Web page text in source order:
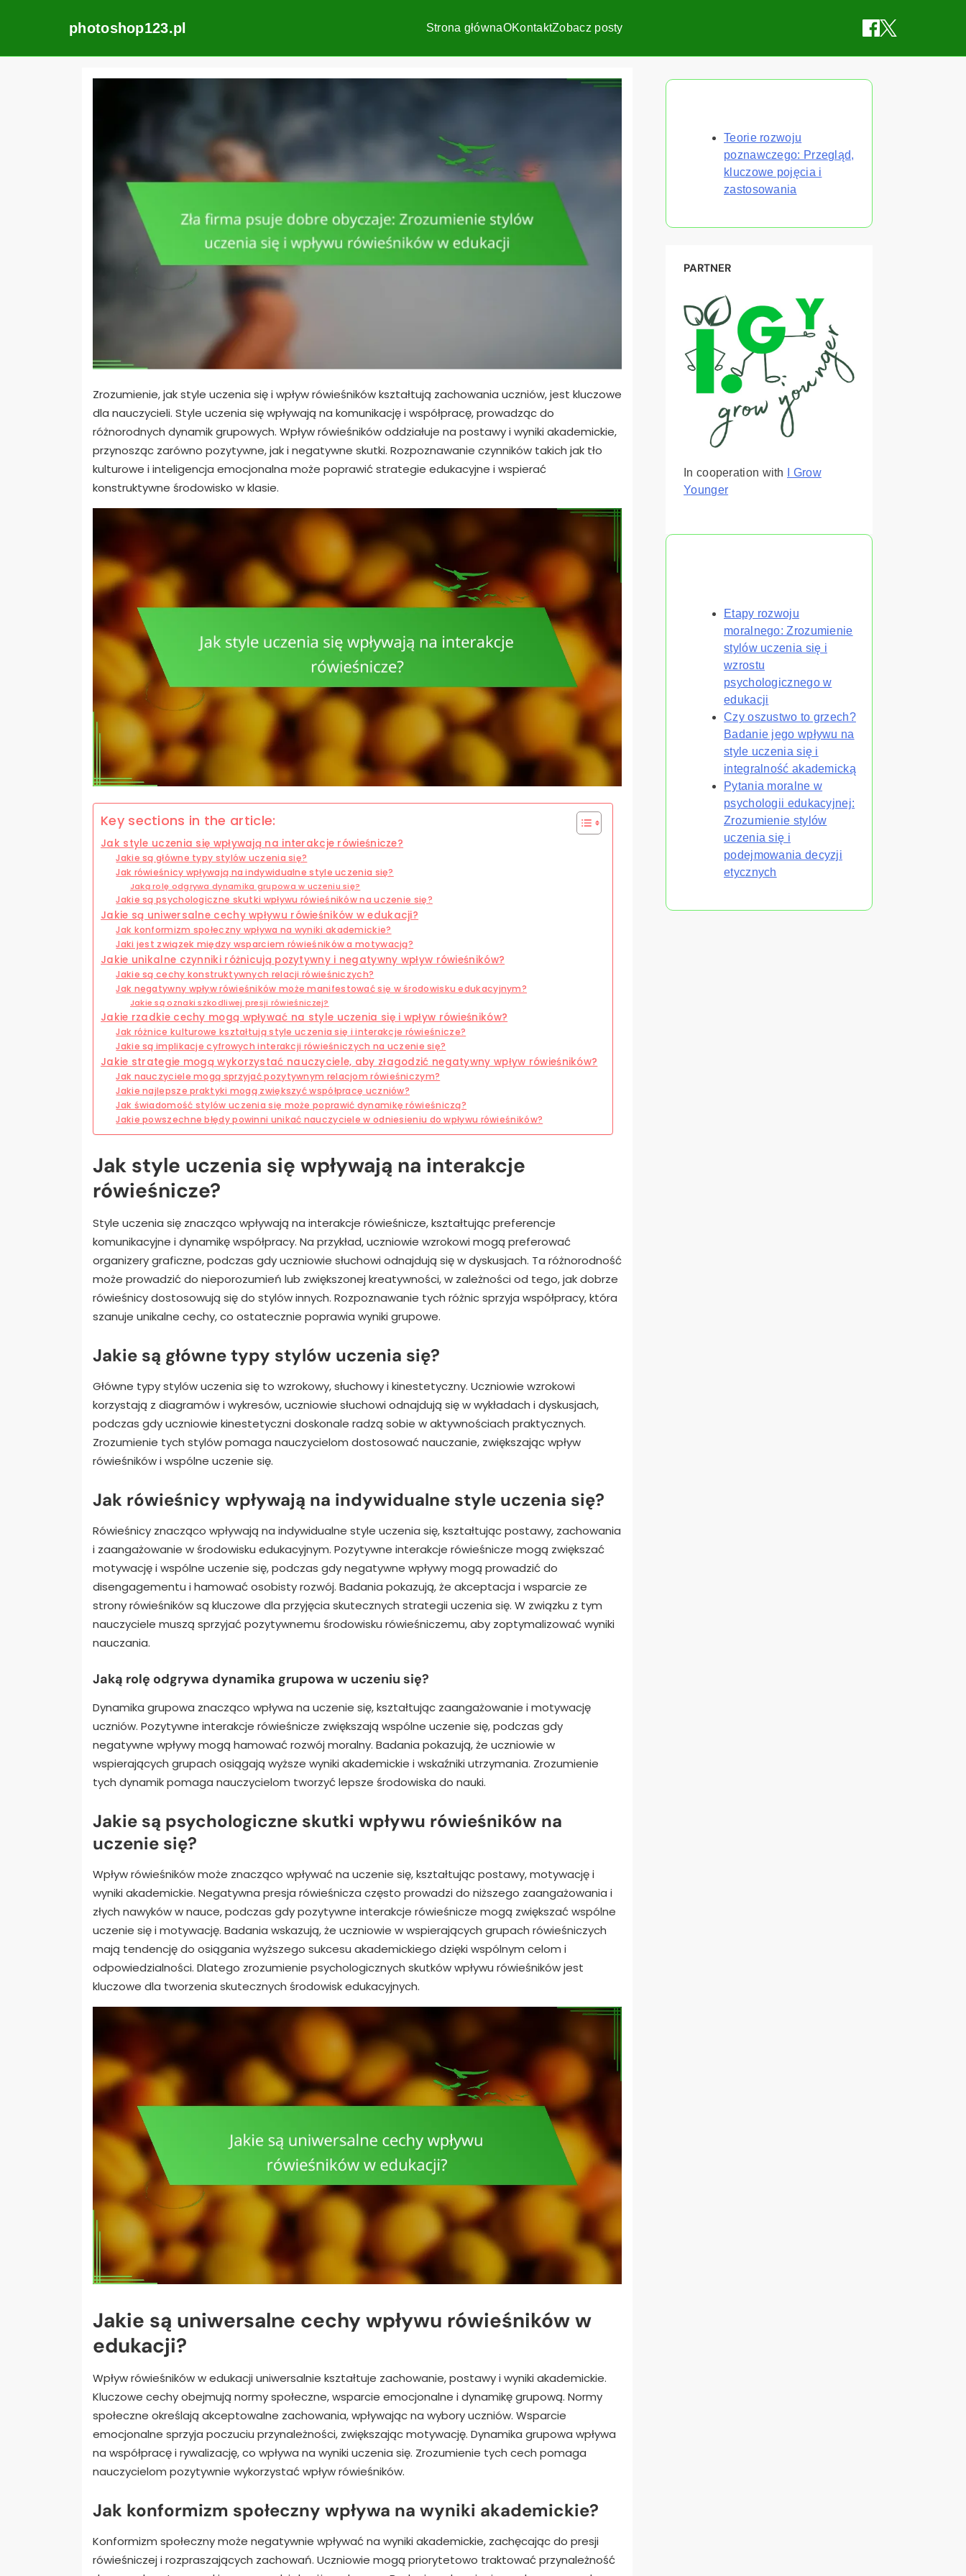
photoshop123.pl Strona głównaOKontaktZobacz posty
Zrozumienie, jak style uczenia się i wpływ rówieśników kształtują zachowania uczniów, jest kluczowe
dla nauczycieli. Style uczenia się wpływają na komunikację i współpracę, prowadząc do
różnorodnych dynamik grupowych. Wpływ rówieśników oddziałuje na postawy i wyniki akademickie,
przynosząc zarówno pozytywne, jak i negatywne skutki. Rozpoznawanie czynników takich jak tło
kulturowe i inteligencja emocjonalna może poprawić strategie edukacyjne i wspierać
konstruktywne środowisko w klasie.
Key sections in the article:
Jak style uczenia się wpływają na interakcje rówieśnicze?
Jakie są główne typy stylów uczenia się?
Jak rówieśnicy wpływają na indywidualne style uczenia się?
Jaką rolę odgrywa dynamika grupowa w uczeniu się?
Jakie są psychologiczne skutki wpływu rówieśników na uczenie się?
Jakie są uniwersalne cechy wpływu rówieśników w edukacji?
Jak konformizm społeczny wpływa na wyniki akademickie?
Jaki jest związek między wsparciem rówieśników a motywacją?
Jakie unikalne czynniki różnicują pozytywny i negatywny wpływ rówieśników?
Jakie są cechy konstruktywnych relacji rówieśniczych?
Jak negatywny wpływ rówieśników może manifestować się w środowisku edukacyjnym?
Jakie są oznaki szkodliwej presji rówieśniczej?
Jakie rzadkie cechy mogą wpływać na style uczenia się i wpływ rówieśników?
Jak różnice kulturowe kształtują style uczenia się i interakcje rówieśnicze?
Jakie są implikacje cyfrowych interakcji rówieśniczych na uczenie się?
Jakie strategie mogą wykorzystać nauczyciele, aby złagodzić negatywny wpływ rówieśników?
Jak nauczyciele mogą sprzyjać pozytywnym relacjom rówieśniczym?
Jakie najlepsze praktyki mogą zwiększyć współpracę uczniów?
Jak świadomość stylów uczenia się może poprawić dynamikę rówieśniczą?
Jakie powszechne błędy powinni unikać nauczyciele w odniesieniu do wpływu rówieśników?
Jak style uczenia się wpływają na interakcje
rówieśnicze?
Style uczenia się znacząco wpływają na interakcje rówieśnicze, kształtując preferencje
komunikacyjne i dynamikę współpracy. Na przykład, uczniowie wzrokowi mogą preferować
organizery graficzne, podczas gdy uczniowie słuchowi odnajdują się w dyskusjach. Ta różnorodność
może prowadzić do nieporozumień lub zwiększonej kreatywności, w zależności od tego, jak dobrze
rówieśnicy dostosowują się do stylów innych. Rozpoznawanie tych różnic sprzyja współpracy, która
szanuje unikalne cechy, co ostatecznie poprawia wyniki grupowe.
Jakie są główne typy stylów uczenia się?
Główne typy stylów uczenia się to wzrokowy, słuchowy i kinestetyczny. Uczniowie wzrokowi
korzystają z diagramów i wykresów, uczniowie słuchowi odnajdują się w wykładach i dyskusjach,
podczas gdy uczniowie kinestetyczni doskonale radzą sobie w aktywnościach praktycznych.
Zrozumienie tych stylów pomaga nauczycielom dostosować nauczanie, zwiększając wpływ
rówieśników i wspólne uczenie się.
Jak rówieśnicy wpływają na indywidualne style uczenia się?
Rówieśnicy znacząco wpływają na indywidualne style uczenia się, kształtując postawy, zachowania
i zaangażowanie w środowisku edukacyjnym. Pozytywne interakcje rówieśnicze mogą zwiększać
motywację i wspólne uczenie się, podczas gdy negatywne wpływy mogą prowadzić do
disengagementu i hamować osobisty rozwój. Badania pokazują, że akceptacja i wsparcie ze
strony rówieśników są kluczowe dla przyjęcia skutecznych strategii uczenia się. W związku z tym
nauczyciele muszą sprzyjać pozytywnemu środowisku rówieśniczemu, aby zoptymalizować wyniki
nauczania.
Jaką rolę odgrywa dynamika grupowa w uczeniu się?
Dynamika grupowa znacząco wpływa na uczenie się, kształtując zaangażowanie i motywację
uczniów. Pozytywne interakcje rówieśnicze zwiększają wspólne uczenie się, podczas gdy
negatywne wpływy mogą hamować rozwój moralny. Badania pokazują, że uczniowie w
wspierających grupach osiągają wyższe wyniki akademickie i wskaźniki utrzymania. Zrozumienie
tych dynamik pomaga nauczycielom tworzyć lepsze środowiska do nauki.
Jakie są psychologiczne skutki wpływu rówieśników na
uczenie się?
Wpływ rówieśników może znacząco wpływać na uczenie się, kształtując postawy, motywację i
wyniki akademickie. Negatywna presja rówieśnicza często prowadzi do niższego zaangażowania i
złych nawyków w nauce, podczas gdy pozytywne interakcje rówieśnicze mogą zwiększać wspólne
uczenie się i motywację. Badania wskazują, że uczniowie w wspierających grupach rówieśniczych
mają tendencję do osiągania wyższego sukcesu akademickiego dzięki wspólnym celom i
odpowiedzialności. Dlatego zrozumienie psychologicznych skutków wpływu rówieśników jest
kluczowe dla tworzenia skutecznych środowisk edukacyjnych.
Jakie są uniwersalne cechy wpływu rówieśników w
edukacji?
Wpływ rówieśników w edukacji uniwersalnie kształtuje zachowanie, postawy i wyniki akademickie.
Kluczowe cechy obejmują normy społeczne, wsparcie emocjonalne i dynamikę grupową. Normy
społeczne określają akceptowalne zachowania, wpływając na wybory uczniów. Wsparcie
emocjonalne sprzyja poczuciu przynależności, zwiększając motywację. Dynamika grupowa wpływa
na współpracę i rywalizację, co wpływa na wyniki uczenia się. Zrozumienie tych cech pomaga
nauczycielom pozytywnie wykorzystać wpływ rówieśników.
Jak konformizm społeczny wpływa na wyniki akademickie?
Konformizm społeczny może negatywnie wpływać na wyniki akademickie, zachęcając do presji
rówieśniczej i rozpraszających zachowań. Uczniowie mogą priorytetowo traktować przynależność
Teorie rozwoju
poznawczego: Przegląd,
kluczowe pojęcia i
zastosowania
PARTNER
In cooperation with
I Grow
Younger
Etapy rozwoju
moralnego: Zrozumienie
stylów uczenia się i
wzrostu
psychologicznego w
edukacji
Czy oszustwo to grzech?
Badanie jego wpływu na
style uczenia się i
integralność akademicką
Pytania moralne w
psychologii edukacyjnej:
Zrozumienie stylów
uczenia się i
podejmowania decyzji
etycznych